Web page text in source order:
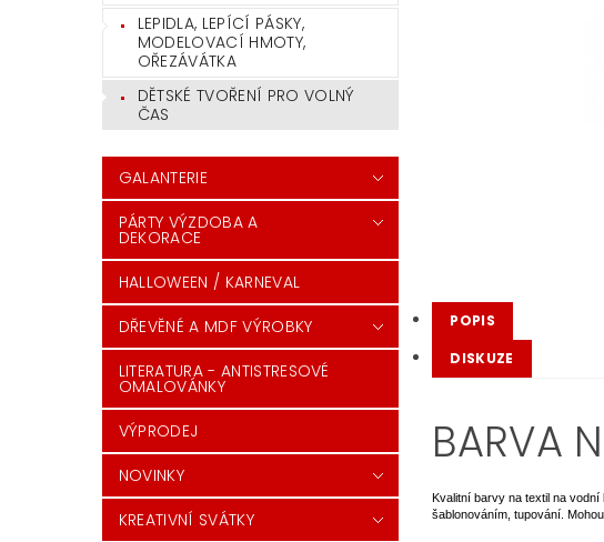
LEPIDLA, LEPÍCÍ PÁSKY,
MODELOVACÍ HMOTY,
OŘEZÁVÁTKA
DĚTSKÉ TVOŘENÍ PRO VOLNÝ
ČAS
GALANTERIE
PÁRTY VÝZDOBA A
DEKORACE
HALLOWEEN / KARNEVAL
DŘEVĚNÉ A MDF VÝROBKY
LITERATURA - ANTISTRESOVÉ
OMALOVÁNKY
VÝPRODEJ
NOVINKY
KREATIVNÍ SVÁTKY
POPIS
DISKUZE
BARVA
Kvalitní barvy na textil na
šablonováním, tupování.